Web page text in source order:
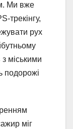
Ми вже
трекінгу,
рух
з міськими
подорожі
міг